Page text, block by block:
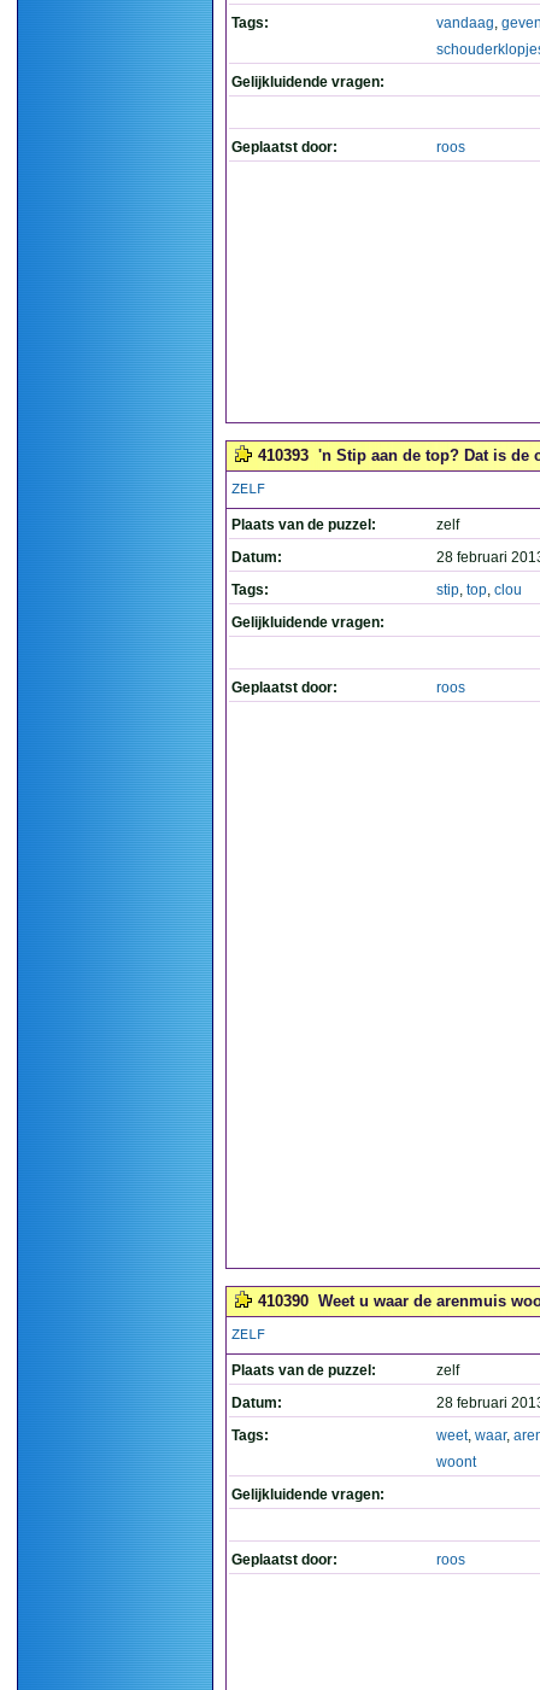
Tags:
vandaag,
Gelijkluidende vragen:
Geplaatst door: roos
410393 'n Stip aan de top? Dat is de
ZELF
Plaats van de puzzel:
zelf
Datum:
28 februari
Tags:
stip, top, clou
Gelijkluidende vragen:
Geplaatst door: roos
410390 Weet u waar de arenmuis
ZELF
Plaats van de puzzel:
zelf
Datum:
28 februari
Tags:
weet, waar,
woont
Gelijkluidende vragen:
Geplaatst door: roos